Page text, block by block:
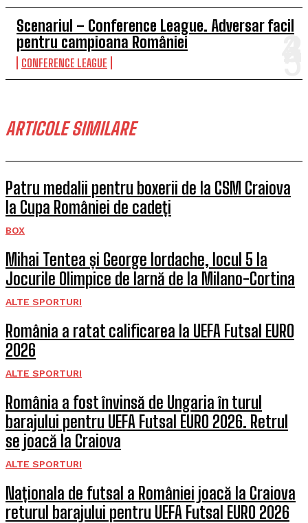
Scenariul – Conference League. Adversar facil
pentru campioana României
CONFERENCE LEAGUE
ARTICOLE SIMILARE
Patru medalii pentru boxerii de la CSM Craiova
la Cupa României de cadeți
BOX
Mihai Tentea și George Iordache, locul 5 la
Jocurile Olimpice de Iarnă de la Milano-Cortina
ALTE SPORTURI
România a ratat calificarea la UEFA Futsal EURO
2026
ALTE SPORTURI
România a fost învinsă de Ungaria în turul
barajului pentru UEFA Futsal EURO 2026. Retrul
se joacă la Craiova
ALTE SPORTURI
Naționala de futsal a României joacă la Craiova
returul barajului pentru UEFA Futsal EURO 2026